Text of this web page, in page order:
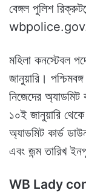
বেঙ্গল পুলিশ
মহিলা কনস্টেবল
জানুয়ারি।
নিজেদের অ্যাডমিট
১০ই জানুয়ারি
অ্যাডমিট কার্ড
এবং জন্ম তারিখ
WB Lady